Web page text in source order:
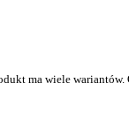
ma wiele